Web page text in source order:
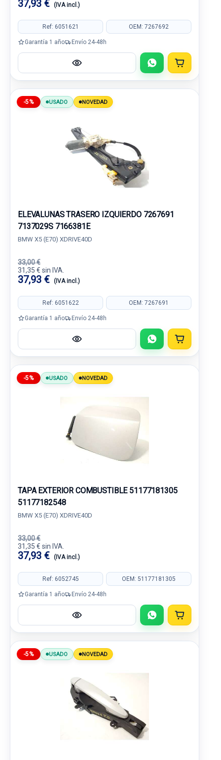
37,93 € (IVA incl.)
Ref: 6051621 OEM: 7267692
Garantía 1 año Envío 24-48h
-5% USADO NOVEDAD
ELEVALUNAS TRASERO IZQUIERDO 7267691
7137029S 7166381E
BMW X5 (E70) XDRIVE40D
33,00 €
31,35 € sin IVA.
37,93 € (IVA incl.)
Ref: 6051622 OEM: 7267691
Garantía 1 año Envío 24-48h
-5% USADO NOVEDAD
TAPA EXTERIOR COMBUSTIBLE 51177181305
51177182548
BMW X5 (E70) XDRIVE40D
33,00 €
31,35 € sin IVA.
37,93 € (IVA incl.)
Ref: 6052745 OEM: 51177181305
Garantía 1 año Envío 24-48h
-5% USADO NOVEDAD